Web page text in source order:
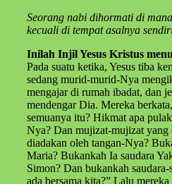
Seorang nabi dihormati di
kecuali di tempat asalnya
Inilah Injil Yesus Kristus
Pada suatu ketika, Yesus tiba
sedang murid-murid-Nya
mengajar di rumah ibadat, dan
mendengar Dia. Mereka
semuanya itu? Hikmat apa
Nya? Dan mujizat-mujizat yang
diadakan oleh tangan-Nya?
Maria? Bukankah Ia saudara
Simon? Dan bukankah
ada bersama kita?” Lalu